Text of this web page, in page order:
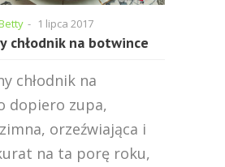
- 1 lipca 2017
chłodnik na botwince
chłodnik na
dopiero zupa,
orzeźwiająca i
na ta porę roku,